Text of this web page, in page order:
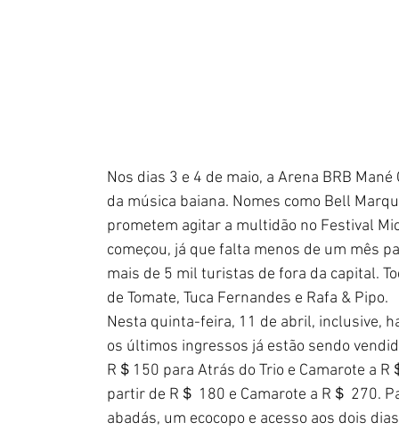
Nos dias 3 e 4 de maio, a Arena BRB
da música baiana. Nomes como Bell
prometem agitar a multidão no Festival
começou, já que falta menos de um mês
mais de 5 mil turistas de fora da capital.
de Tomate, Tuca Fernandes e Rafa & Pipo.
Nesta quinta-feira, 11 de abril, inclusive,
os últimos ingressos já estão sendo
R＄150 para Atrás do Trio e Camarote a
partir de R＄ 180 e Camarote a R＄ 270.
abadás, um ecocopo e acesso aos dois